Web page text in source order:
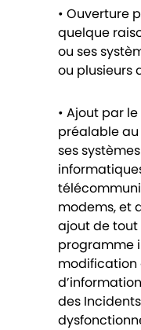
• Ouverture
quelque
ou ses
ou plusieurs
• Ajout par
préalable au
ses
modems, et
ajout de
programme
modification
des